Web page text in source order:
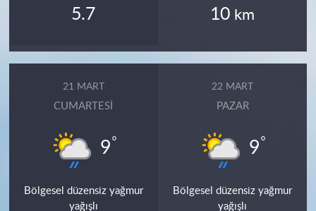
5.7 10 km
21 MART
CUMARTESI
9°
Bölgesel düzensiz yağmur
yağışlı
22 MART
PAZAR
9°
Bölgesel düzensiz yağmur
yağışlı